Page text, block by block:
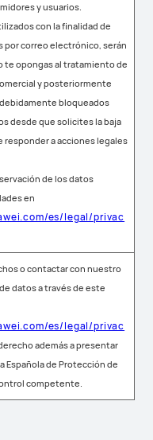
y usuarios.
con la finalidad de
por correo electrónico, serán
te opongas al tratamiento de
y posteriormente
bloqueados
desde que solicites la baja
responder a acciones legales
de los datos
en
es/legal/privac
o contactar con nuestro
datos a través de este
es/legal/privac
además a presentar
Española de Protección de
competente.